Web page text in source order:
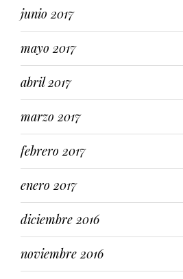
junio 2017
mayo 2017
abril 2017
marzo 2017
febrero 2017
enero 2017
diciembre 2016
noviembre 2016